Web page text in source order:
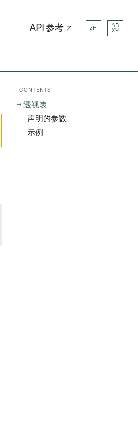
API 参考 ↗ ZH
AB
XY
CONTENTS
透视表
声明的参数
示例